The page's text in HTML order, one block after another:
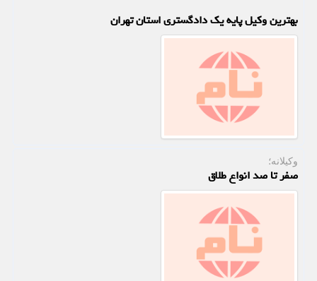
بهترین وکیل پایه یک دادگستری استان تهران
وکیلانه؛
صفر تا صد انواع طلاق